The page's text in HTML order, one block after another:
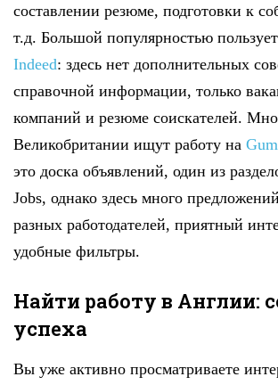
составлении резюме, подготовки к
т.д. Большой популярностью
Indeed: здесь нет дополнительных
справочной информации, только
компаний и резюме соискателей.
Великобритании ищут работу на
это доска объявлений, один из
Jobs, однако здесь много
разных работодателей, приятный
удобные фильтры.
Найти работу в Англии:
успеха
Вы уже активно просматриваете